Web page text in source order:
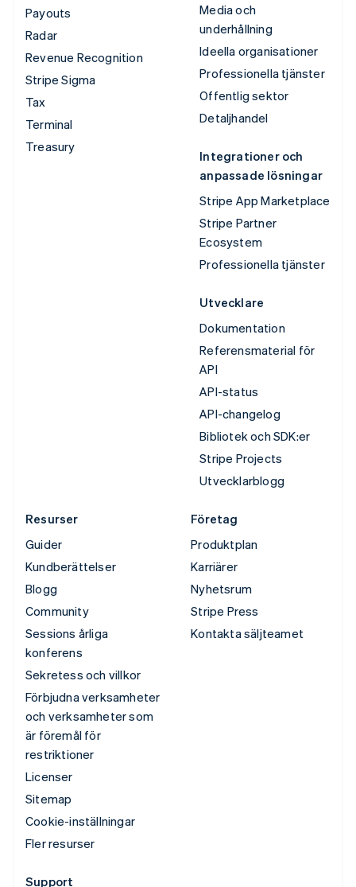
Payouts
Radar
Revenue Recognition
Stripe Sigma
Tax
Terminal
Treasury
Media och
underhållning
Ideella organisationer
Professionella tjänster
Offentlig sektor
Detaljhandel
Integrationer och
anpassade lösningar
Stripe App Marketplace
Stripe Partner
Ecosystem
Professionella tjänster
Utvecklare
Dokumentation
Referensmaterial för
API
API-status
API-changelog
Bibliotek och SDK:er
Stripe Projects
Utvecklarblogg
Resurser
Guider
Kundberättelser
Blogg
Community
Sessions årliga
konferens
Sekretess och villkor
Förbjudna verksamheter
och verksamheter som
är föremål för
restriktioner
Licenser
Sitemap
Cookie-inställningar
Fler resurser
Företag
Produktplan
Karriärer
Nyhetsrum
Stripe Press
Kontakta säljteamet
Support